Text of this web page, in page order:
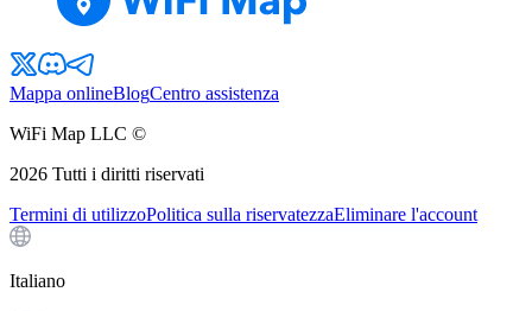
Mappa onlineBlogCentro assistenza
WiFi Map LLC ©
2026 Tutti i diritti riservati
Termini di utilizzoPolitica sulla riservatezzaEliminare l'account
Italiano